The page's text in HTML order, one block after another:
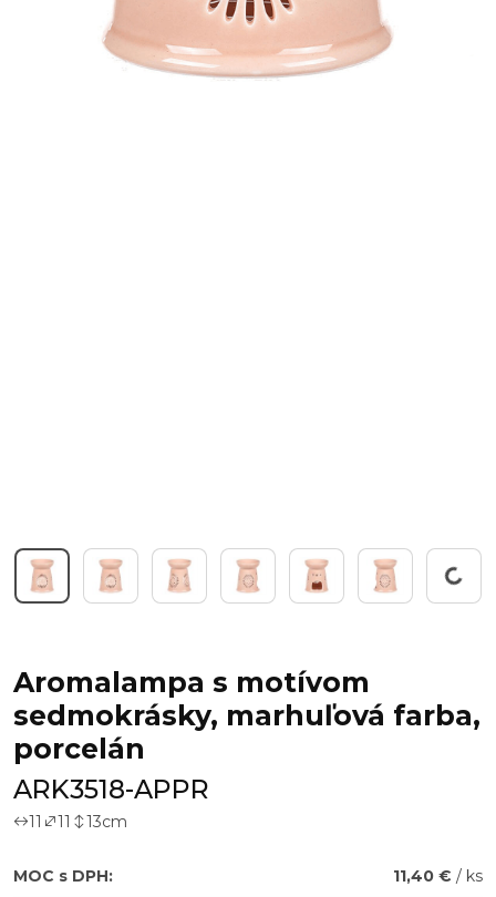
Working...
Aromalampa s motívom
sedmokrásky, marhuľová farba,
porcelán
ARK3518-APPR
11 11 13cm
MOC s DPH: 11,40 € / ks